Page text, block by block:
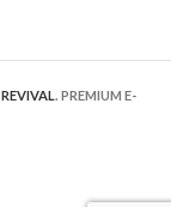
REVIVAL. PREMIUM E-